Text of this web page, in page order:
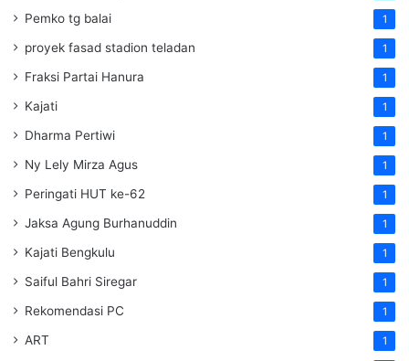
Pemko tg balai 1
proyek fasad stadion teladan 1
Fraksi Partai Hanura 1
Kajati 1
Dharma Pertiwi 1
Ny Lely Mirza Agus 1
Peringati HUT ke-62 1
Jaksa Agung Burhanuddin 1
Kajati Bengkulu 1
Saiful Bahri Siregar 1
Rekomendasi PC 1
ART 1